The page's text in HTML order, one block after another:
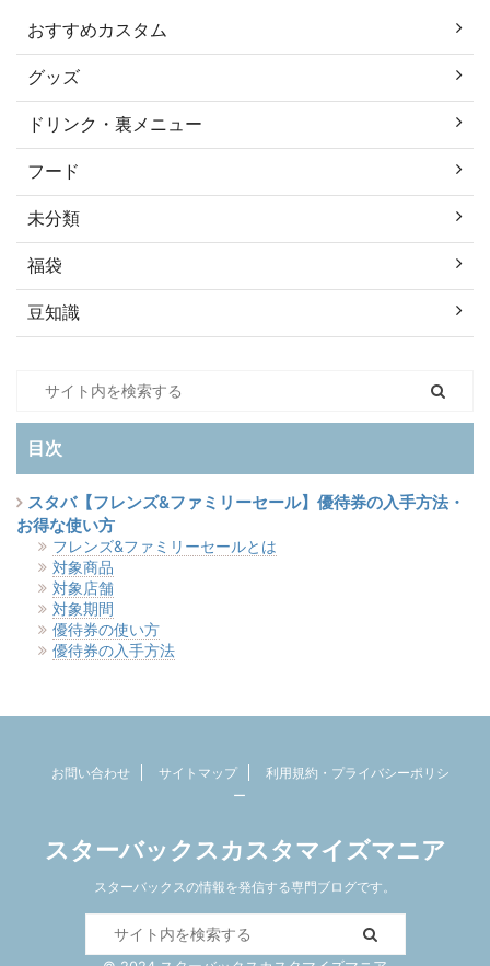
おすすめカスタム
グッズ
ドリンク・裏メニュー
フード
未分類
福袋
豆知識
目次
スタバ【フレンズ&ファミリーセール】優待券の入手方法・
お得な使い方
フレンズ&ファミリーセールとは
対象商品
対象店舗
対象期間
優待券の使い方
優待券の入手方法
お問い合わせ サイトマップ
利用規約・プライバシーポリシ
ー
スターバックスカスタマイズマニア
スターバックスの情報を発信する専門ブログです。